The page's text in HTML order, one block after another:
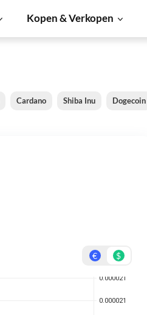
Kopen & Verkopen
Cardano Shiba Inu Dogecoin
€ $